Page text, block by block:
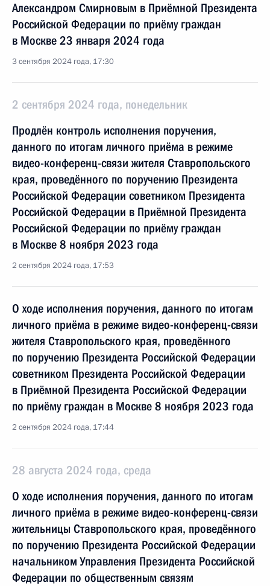
Александром Смирновым в Приёмной Президента
Российской Федерации по приёму граждан
в Москве 23 января 2024 года
3 сентября 2024 года, 17:30
2 сентября 2024 года, понедельник
Продлён контроль исполнения поручения,
данного по итогам личного приёма в режиме
видео-конференц-связи жителя Ставропольского
края, проведённого по поручению Президента
Российской Федерации советником Президента
Российской Федерации в Приёмной Президента
Российской Федерации по приёму граждан
в Москве 8 ноября 2023 года
2 сентября 2024 года, 17:53
О ходе исполнения поручения, данного по итогам
личного приёма в режиме видео-конференц-связи
жителя Ставропольского края, проведённого
по поручению Президента Российской Федерации
советником Президента Российской Федерации
в Приёмной Президента Российской Федерации
по приёму граждан в Москве 8 ноября 2023 года
2 сентября 2024 года, 17:44
28 августа 2024 года, среда
О ходе исполнения поручения, данного по итогам
личного приёма в режиме видео-конференц-связи
жительницы Ставропольского края, проведённого
по поручению Президента Российской Федерации
начальником Управления Президента Российской
Федерации по общественным связям